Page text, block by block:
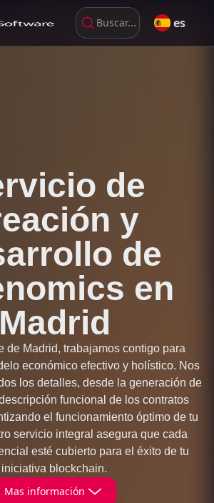
menu Buscar... es
de
y
de
en
Madrid
de Madrid, trabajamos contigo para
económico efectivo y holístico. Nos
los detalles, desde la generación de
funcional de los contratos
el funcionamiento óptimo de tu
servicio integral asegura que cada
esté cubierto para el éxito de tu
iniciativa blockchain.
Mas información